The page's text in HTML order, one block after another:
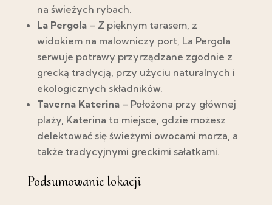
na świeżych rybach.
La Pergola– Z pięknym tarasem, z
widokiem na malowniczy port, La Pergola
serwuje potrawy przyrządzane zgodnie z
grecką tradycją, przy użyciu naturalnych i
ekologicznych składników.
Taverna Katerina– Położona przy głównej
plaży, Katerina to miejsce, gdzie możesz
delektować się świeżymi owocami morza, a
także tradycyjnymi greckimi sałatkami.
Podsumowanie lokacji